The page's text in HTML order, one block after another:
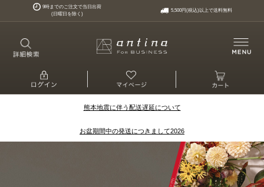
9時までのご注文で当日出荷
(日曜日を除く)
5,500円(税込)以上で送料無料
熊本地震に伴う配送遅延について
お盆期間中の発送につきまして2026